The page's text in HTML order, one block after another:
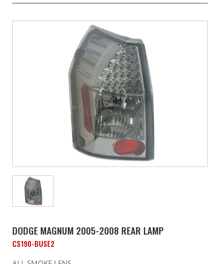
DODGE MAGNUM 2005-2008 REAR LAMP
CS190-BUSE2